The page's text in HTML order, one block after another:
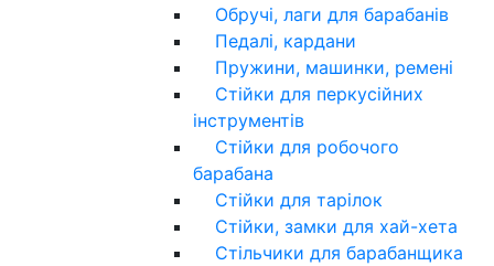
Обручі, лаги для барабанів
Педалі, кардани
Пружини, машинки, ремені
Стійки для перкусійних
інструментів
Стійки для робочого
барабана
Стійки для тарілок
Стійки, замки для хай-хета
Стільчики для барабанщика